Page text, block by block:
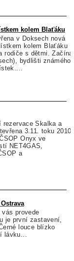
kolem Blaťáku
v Doksech nová
kolem Blaťáku
rodiče s dětmi. Začíná
bydlišti známého
rezervace Skalka a
3.11. toku 2010.
Onyx ve
NET4GAS,
a
provede
je první zastavení,
louce blízko
lávku...